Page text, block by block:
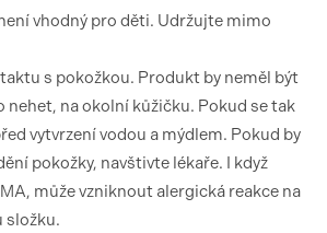
vhodný pro děti. Udržujte mimo
s pokožkou. Produkt by neměl být
nehet, na okolní kůžičku. Pokud se tak
vytvrzení vodou a mýdlem. Pokud by
pokožky, navštivte lékaře. I když
může vzniknout alergická reakce na
složku.